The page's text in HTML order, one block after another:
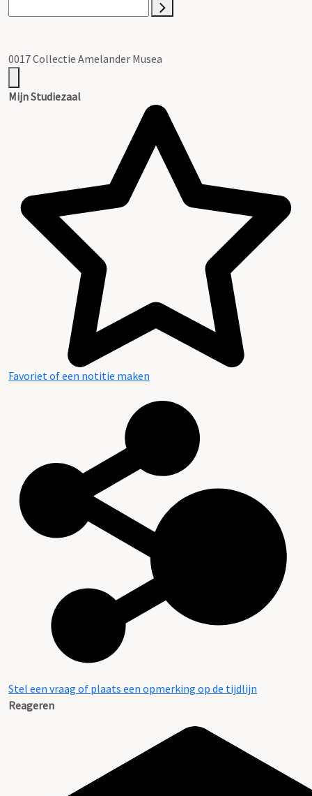
0017 Collectie Amelander Musea
Mijn Studiezaal
Favoriet of een notitie maken
Stel een vraag of plaats een opmerking op de tijdlijn
Reageren